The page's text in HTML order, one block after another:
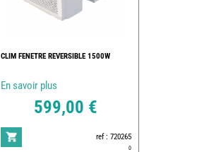
CLIM FENETRE REVERSIBLE 1500W
En savoir plus
599,00 €
ref : 720265
0